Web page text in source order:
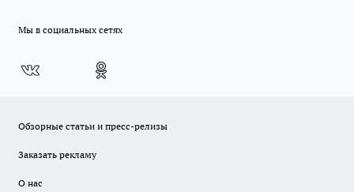
Мы в социальных сетях
Обзорные статьи и пресс-релизы
Заказать рекламу
О нас